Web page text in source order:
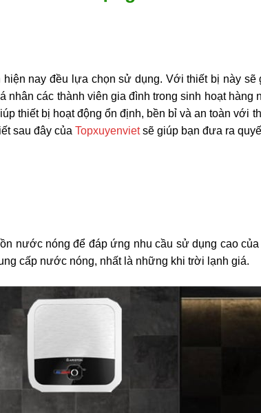
nay đều lựa chọn sử dụng. Với thiết bị này
nhân các thành viên gia đình trong sinh hoạt hàng
thiết bị hoạt động ổn định, bền bỉ và an toàn với
sau đây củaTopxuyenvietsẽ giúp bạn đưa ra
nước nóng để đáp ứng nhu cầu sử dụng cao
cấp nước nóng, nhất là những khi trời lạnh giá.